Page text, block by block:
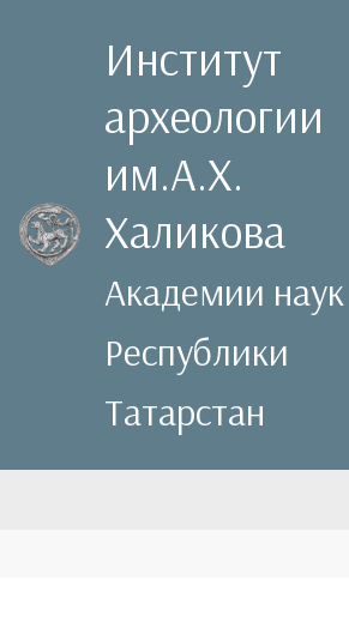
Институт
археологии
им.А.Х.
Халикова
Академии наук
Республики
Татарстан